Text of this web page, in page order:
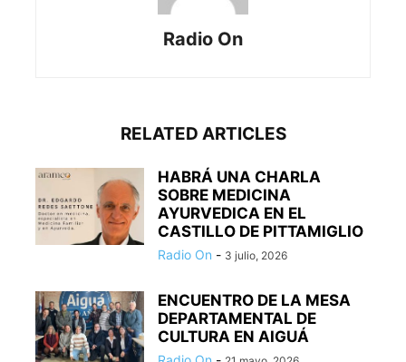
Radio On
RELATED ARTICLES
HABRÁ UNA CHARLA
SOBRE MEDICINA
AYURVEDICA EN EL
CASTILLO DE PITTAMIGLIO
Radio On - 3 julio, 2026
ENCUENTRO DE LA MESA
DEPARTAMENTAL DE
CULTURA EN AIGUÁ